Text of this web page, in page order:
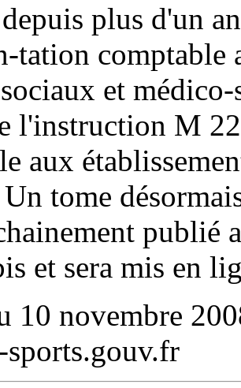
plus d'un
tation comptable
et
l'instruction M
aux
tome
et sera mis en
10 novembre
sports.gouv.fr